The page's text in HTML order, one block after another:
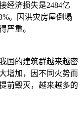
经济损失是2484亿
。因洪灾房屋倒塌
严重。
国的建筑群越来越密
增加，因不同火势而
前毁灭，越来越多的